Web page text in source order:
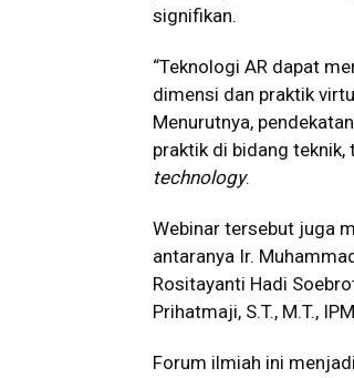
signifikan.
“Teknologi AR dapat
dimensi dan praktik
Menurutnya,
praktik di bidang
technology.
Webinar tersebut juga
antaranya Ir.
Rositayanti Hadi
Prihatmaji, S.T., M.T.,
Forum ilmiah ini